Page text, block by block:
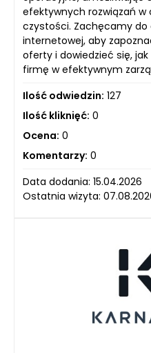
efektywnych rozwiązań
czystości. Zachęcamy do
internetowej, aby
oferty i dowiedzieć się,
firmę w efektywnym
Ilość odwiedzin: 127
Ilość kliknięć: 0
Ocena: 0
Komentarzy: 0
Data dodania: 15.04.2026
Ostatnia wizyta: